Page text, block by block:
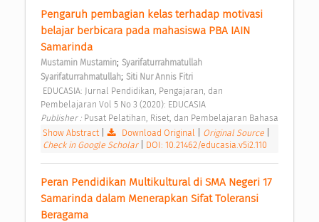
Pengaruh pembagian kelas terhadap motivasi
belajar berbicara pada mahasiswa PBA IAIN
Samarinda
Mustamin Mustamin; Syarifaturrahmatullah
Syarifaturrahmatullah; Siti Nur Annis Fitri
Pembelajaran Vol 5 No 3 (2020): EDUCASIA
Publisher :
Show Abstract
Download Original Original Source
Check in Google Scholar
DOI: 10.21462/educasia.v5i2.110
Peran Pendidikan Multikultural di SMA Negeri 17
Samarinda dalam Menerapkan Sifat Toleransi
Beragama